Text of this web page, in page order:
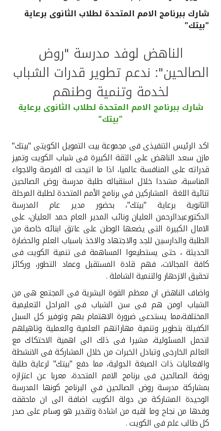
القنوات المصرفية
أدوات وخدمات
خدمات ما بعد البيع
اتصل بنا
مواقع الفروع وأجهزة الصرف الآلي
ألمانيا
ماليزيا
تركيا
مصر
المملكة المتحدة
مملكة البحرين
شارك ببرنامج الامم المتحدة لطلاب الثانوى برعاية
"بيتك"
الناهض لوفد مدرسة "روض
الصالحين": ندعم تطوير قدرات الشباب
لخدمة وتنمية وطنهم
شارك ببرنامج الامم المتحدة لطلاب الثانوى برعاية
"بيتك"
اكد الرئيس التنفيذى فى مجموعة بيت التمويل الكويتى "بيتك"
مازن سعد الناهض على الثقة الكبيرة فى شباب الكويت وتميز
قدراته على المنافسة عالميا، اذا ما اتيحت له الفرصة والاجواء
المناسبة، مشددا خلال استقباله طلبة مدرسة روض الصالحين
ثنائية اللغة المشاركين في برنامج الأمم المتحدة لطلبة المرحلة
الثانوية برعاية "بيتك"، بحضور مدير عام المدرسة
الدكتورعبدالرحمن العليان ونائب المدير العام حمد العليان، على
الامال الكبيرة التى يضعها الوطن على عاتق ابنائه خاصة من
الطلبة والدارسين للجد والاجتهاد والاخذ باسباب العلم والحضارة
الحديثة ، حتى يستطيعوا المساهمة فى تنمية الكويت فى
كافة المجالات، فهم قادة المستقبل وعماد التطور، وركائز
تحقيق الازدهار والتنمية الشاملة .
واضاف الناهض ان معظم القوة البشرية فى المجتمع هى من
الشباب اومن هم فى سن الشباب فى المراحل التعليمية
المختلفة،مما يستدعى ضرورة الاهتمام بهم وتوفير كل السبل
الكفيلة بتطوير وتنمية مهاراتهم العلمية والعملية وتاهيلهم
لتحمل المسئولية، مشيرا فى ذلك الى اهمية الاحتكاك مع
العالم الخارجى وتبادل الخبرات من خلال المشاركة فى الانشطة
والفعاليات ذات الصبغة الدولية، مما دفع "بيتك" لرعاية طلبة
روضة الصالحين فى برنامج الامم المتحدة، معربا عن اعتزازه
بمشاركة مدرسة روض الصالحين في البرنامج كونها المدرسة
الوحيدة المشاركة من دولة الكويت اضافة الى ان ماحققه
وفدها من نجاح وما لقيه من اشادة وتقدير هو وسام على صدر
كل طالب علم فى الكويت .